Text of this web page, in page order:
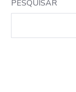
PESQUISAR